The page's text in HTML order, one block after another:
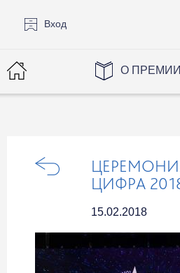
Вход
О ПРЕМИИ
ЦИФРА
15.02.2018